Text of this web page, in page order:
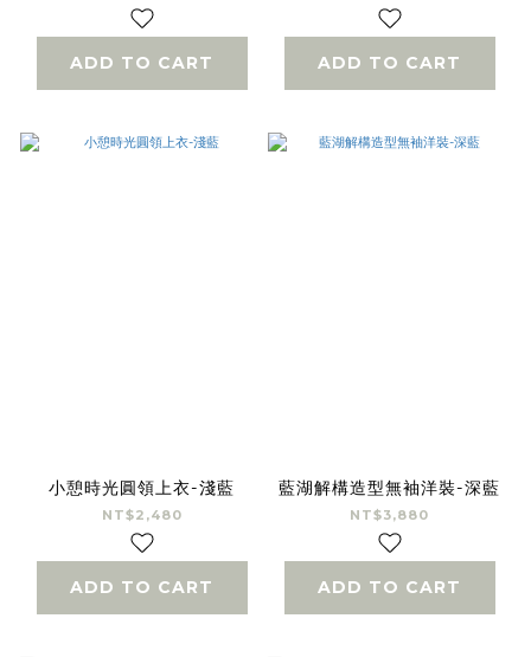
ADD TO CART ADD TO CART
小憩時光圓領上衣-淺藍
NT$2,480
ADD TO CART
藍湖解構造型無袖洋裝-深藍
NT$3,880
ADD TO CART